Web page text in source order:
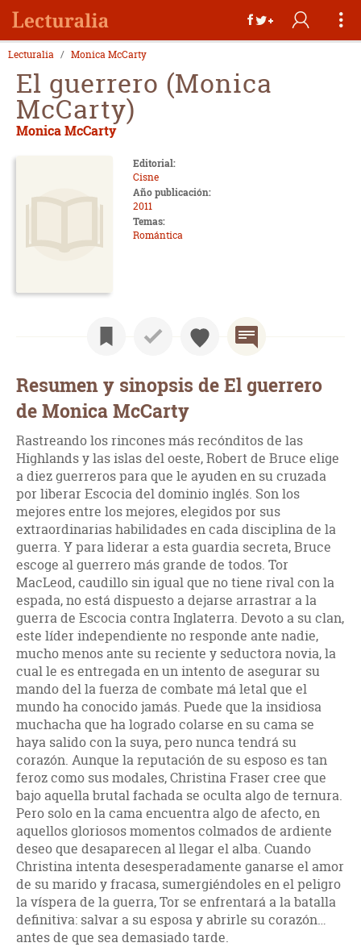
Lecturalia Monica McCarty
El guerrero (Monica
McCarty)
Monica McCarty
Editorial:
Cisne
Año publicación:
2011
Temas:
Romántica
Resumen y sinopsis de El guerrero
de Monica McCarty
Rastreando los rincones más recónditos de las
Highlands y las islas del oeste, Robert de Bruce elige
a diez guerreros para que le ayuden en su cruzada
por liberar Escocia del dominio inglés. Son los
mejores entre los mejores, elegidos por sus
extraordinarias habilidades en cada disciplina de la
guerra. Y para liderar a esta guardia secreta, Bruce
escoge al guerrero más grande de todos. Tor
MacLeod, caudillo sin igual que no tiene rival con la
espada, no está dispuesto a dejarse arrastrar a la
guerra de Escocia contra Inglaterra. Devoto a su clan,
este líder independiente no responde ante nadie,
mucho menos ante su reciente y seductora novia, la
cual le es entregada en un intento de asegurar su
mando del la fuerza de combate má letal que el
mundo ha conocido jamás. Puede que la insidiosa
muchacha que ha logrado colarse en su cama se
haya salido con la suya, pero nunca tendrá su
corazón. Aunque la reputación de su esposo es tan
feroz como sus modales, Christina Fraser cree que
bajo aquella brutal fachada se oculta algo de ternura.
Pero solo en la cama encuentra algo de afecto, en
aquellos gloriosos momentos colmados de ardiente
deseo que desaparecen al llegar el alba. Cuando
Christina intenta desesperadamente ganarse el amor
de su marido y fracasa, sumergiéndoles en el peligro
la víspera de la guerra, Tor se enfrentará a la batalla
definitiva: salvar a su esposa y abrirle su corazón…
antes de que sea demasiado tarde.